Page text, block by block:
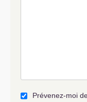
Prévenez-moi